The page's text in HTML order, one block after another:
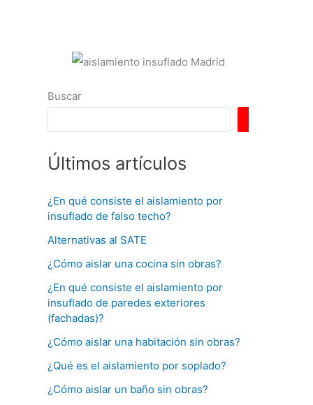
Buscar
Últimos artículos
¿En qué consiste el aislamiento por
insuflado de falso techo?
Alternativas al SATE
¿Cómo aislar una cocina sin obras?
¿En qué consiste el aislamiento por
insuflado de paredes exteriores
(fachadas)?
¿Cómo aislar una habitación sin obras?
¿Qué es el aislamiento por soplado?
¿Cómo aislar un baño sin obras?